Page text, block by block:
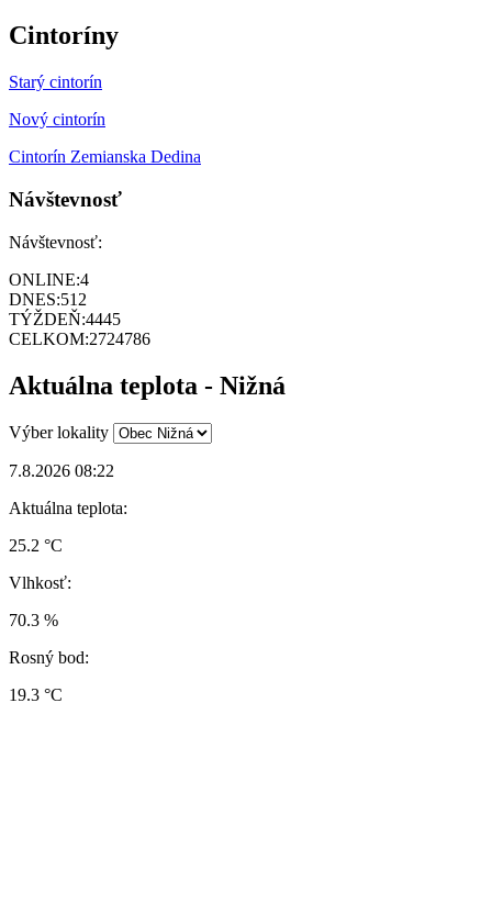
Cintoríny
Starý cintorín
Nový cintorín
Cintorín Zemianska Dedina
Návštevnosť
Návštevnosť:
ONLINE:4
DNES:512
TÝŽDEŇ:4445
CELKOM:2724786
Aktuálna teplota - Nižná
Výber lokality
7.8.2026 08:22
Aktuálna teplota:
25.2 °C
Vlhkosť:
70.3 %
Rosný bod:
19.3 °C